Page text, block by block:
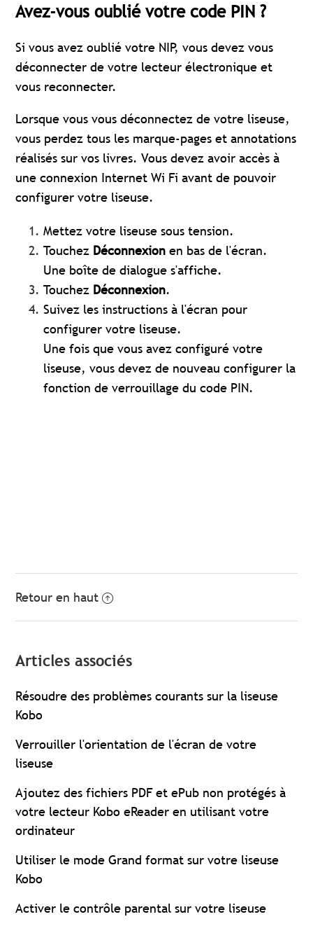
Avez-vous oublié votre code PIN ?
Si vous avez oublié votre NIP, vous devez vous
déconnecter de votre lecteur électronique et
vous reconnecter.
Lorsque vous vous déconnectez de votre liseuse,
vous perdez tous les marque-pages et annotations
réalisés sur vos livres. Vous devez avoir accès à
une connexion Internet Wi Fi avant de pouvoir
configurer votre liseuse.
Mettez votre liseuse sous tension.
Touchez Déconnexion en bas de l'écran.
Une boîte de dialogue s'affiche.
Touchez Déconnexion.
Suivez les instructions à l'écran pour
configurer votre liseuse.
Une fois que vous avez configuré votre
liseuse, vous devez de nouveau configurer la
fonction de verrouillage du code PIN.
Retour en haut
Articles associés
Résoudre des problèmes courants sur la liseuse
Kobo
Verrouiller l'orientation de l'écran de votre
liseuse
Ajoutez des fichiers PDF et ePub non protégés à
votre lecteur Kobo eReader en utilisant votre
ordinateur
Utiliser le mode Grand format sur votre liseuse
Kobo
Activer le contrôle parental sur votre liseuse